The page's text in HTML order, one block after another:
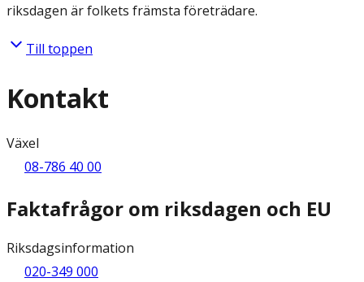
riksdagen är folkets främsta företrädare.
Till toppen
Kontakt
Växel
08-786 40 00
Faktafrågor om riksdagen och EU
Riksdagsinformation
020-349 000